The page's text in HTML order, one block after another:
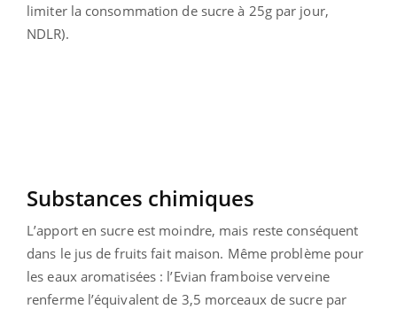
limiter la consommation de sucre à 25g par jour,
NDLR).
Substances chimiques
L’apport en sucre est moindre, mais reste conséquent
dans le jus de fruits fait maison. Même problème pour
les eaux aromatisées : l’Evian framboise verveine
renferme l’équivalent de 3,5 morceaux de sucre par